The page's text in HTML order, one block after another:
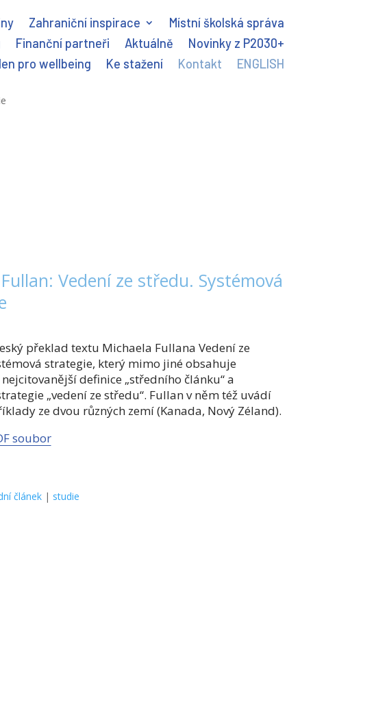
Zahraniční inspirace
Místní školská správa
Finanční partneři Aktuálně
Novinky z P2030+
pro wellbeing
Ke stažení Kontakt ENGLISH
Vedení ze středu. Systémová
překlad textu Michaela Fullana Vedení ze
strategie, který mimo jiné obsahuje
definice „středního článku“ a
„vedení ze středu“. Fullan v něm též uvádí
ze dvou různých zemí (Kanada, Nový Zéland).
soubor
článek| studie